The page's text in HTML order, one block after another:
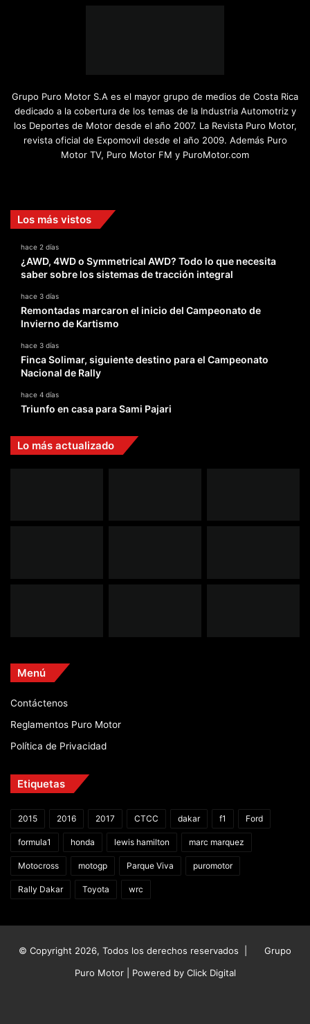
Grupo Puro Motor S.A es el mayor grupo de medios de Costa Rica
dedicado a la cobertura de los temas de la Industria Automotriz y
los Deportes de Motor desde el año 2007. La Revista Puro Motor,
revista oficial de Expomovil desde el año 2009. Además Puro
Motor TV, Puro Motor FM y PuroMotor.com
Los más vistos
hace 2 días
¿AWD, 4WD o Symmetrical AWD? Todo lo que necesita
saber sobre los sistemas de tracción integral
hace 3 días
Remontadas marcaron el inicio del Campeonato de
Invierno de Kartismo
hace 3 días
Finca Solimar, siguiente destino para el Campeonato
Nacional de Rally
hace 4 días
Triunfo en casa para Sami Pajari
Lo más actualizado
Menú
Contáctenos
Reglamentos Puro Motor
Política de Privacidad
Etiquetas
2015 2016 2017 CTCC dakar f1 Ford
formula1 honda lewis hamilton marc marquez
Motocross motogp Parque Viva puromotor
Rally Dakar Toyota wrc
© Copyright 2026, Todos los derechos reservados |
Grupo
Puro Motor | Powered by Click Digital